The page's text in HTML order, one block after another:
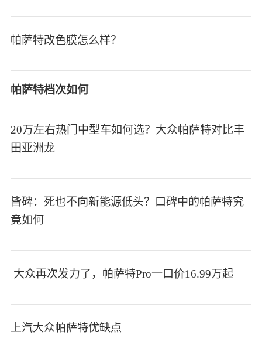
帕萨特改色膜怎么样？
帕萨特档次如何
20万左右热门中型车如何选？大众帕萨特对比丰
田亚洲龙
皆碑：死也不向新能源低头？口碑中的帕萨特究
竟如何
大众再次发力了，帕萨特Pro一口价16.99万起
上汽大众帕萨特优缺点